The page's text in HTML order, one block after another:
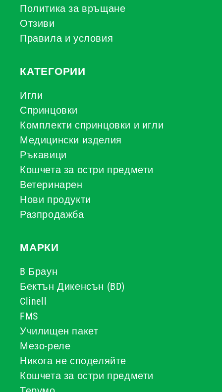
Политика за връщане
Отзиви
Правила и условия
КАТЕГОРИИ
Игли
Спринцовки
Комплекти спринцовки и игли
Медицински изделия
Ръкавици
Кошчета за остри предмети
Ветеринарен
Нови продукти
Разпродажба
МАРКИ
B Браун
Бектън Дикенсън (BD)
Clinell
FMS
Училищен пакет
Мезо-реле
Никога не споделяйте
Кошчета за остри предмети